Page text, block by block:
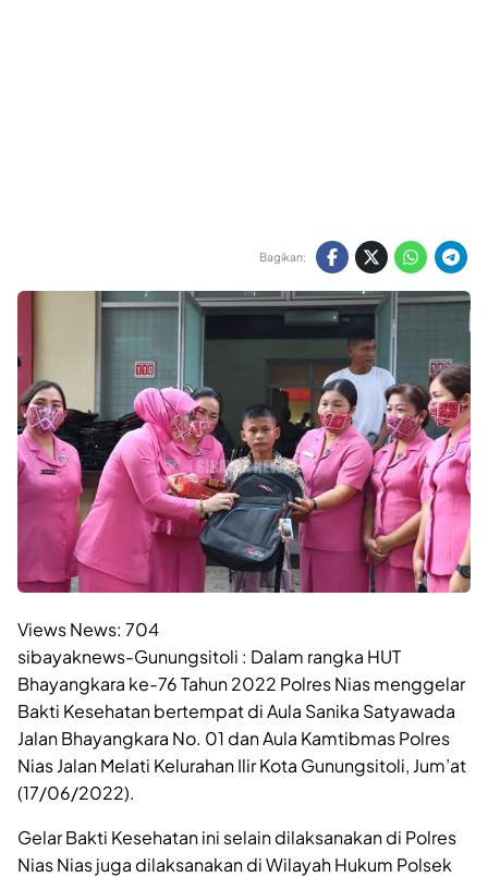
Bagikan:
Views News: 704
sibayaknews-Gunungsitoli : Dalam rangka HUT
Bhayangkara ke-76 Tahun 2022 Polres Nias menggelar
Bakti Kesehatan bertempat di Aula Sanika Satyawada
Jalan Bhayangkara No. 01 dan Aula Kamtibmas Polres
Nias Jalan Melati Kelurahan Ilir Kota Gunungsitoli, Jum’at
(17/06/2022).
Gelar Bakti Kesehatan ini selain dilaksanakan di Polres
Nias Nias juga dilaksanakan di Wilayah Hukum Polsek